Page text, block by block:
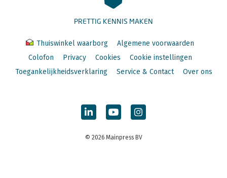
PRETTIG KENNIS MAKEN
Thuiswinkel waarborg
Algemene voorwaarden
Colofon
Privacy Cookies
Cookie instellingen
Toegankelijkheidsverklaring
Service & Contact Over ons
© 2026 Mainpress BV